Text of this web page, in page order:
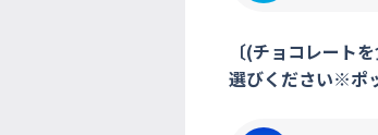
〔(チョコレート
選びください※ポ